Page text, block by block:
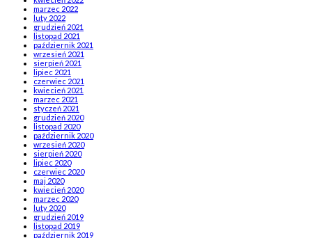
marzec 2022
luty 2022
grudzień 2021
listopad 2021
październik 2021
wrzesień 2021
sierpień 2021
lipiec 2021
czerwiec 2021
kwiecień 2021
marzec 2021
styczeń 2021
grudzień 2020
listopad 2020
październik 2020
wrzesień 2020
sierpień 2020
lipiec 2020
czerwiec 2020
maj 2020
kwiecień 2020
marzec 2020
luty 2020
grudzień 2019
listopad 2019
październik 2019